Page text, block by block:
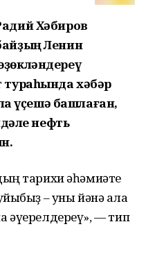
Хәбиров
Ленин
тураһында хәбәр
үҫешә башлаған,
нефть
тарихи әһәмиәте
– уны йәнә ҡала
әүерелдереү», — тип